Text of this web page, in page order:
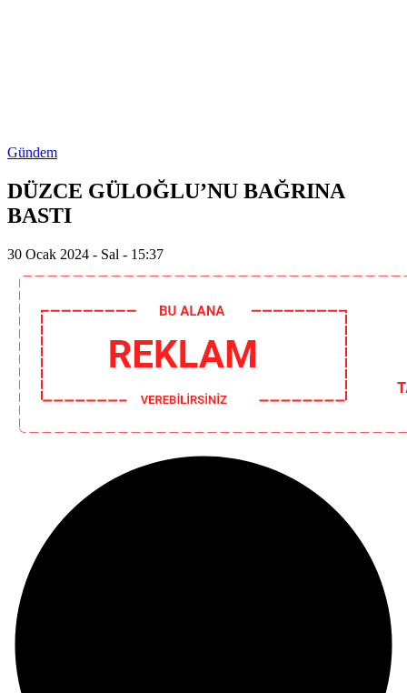
Gündem
DÜZCE GÜLOĞLU’NU BAĞRINA
BASTI
30 Ocak 2024 - Sal - 15:37